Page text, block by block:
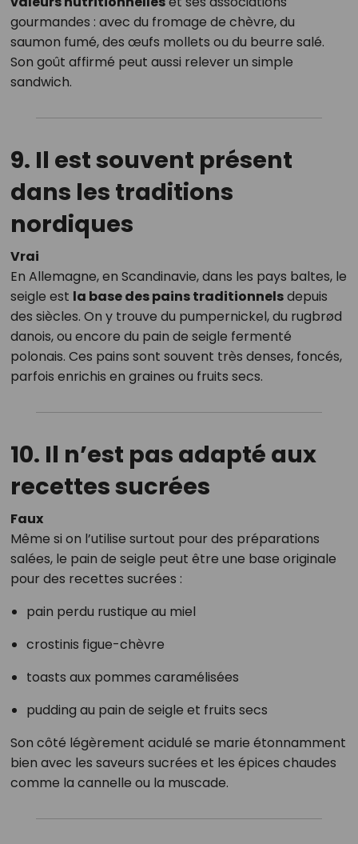
gourmandes : avec du fromage de chèvre, du
saumon fumé, des œufs mollets ou du beurre salé.
Son goût affirmé peut aussi relever un simple
sandwich.
9. Il est souvent présent
dans les traditions
nordiques
Vrai
En Allemagne, en Scandinavie, dans les pays baltes, le
seigle est la base des pains traditionnelsdepuis
des siècles. On y trouve du pumpernickel, du rugbrød
danois, ou encore du pain de seigle fermenté
polonais. Ces pains sont souvent très denses, foncés,
parfois enrichis en graines ou fruits secs.
10. Il n’est pas adapté aux
recettes sucrées
Faux
Même si on l’utilise surtout pour des préparations
salées, le pain de seigle peut être une base originale
pour des recettes sucrées :
pain perdu rustique au miel
crostinis figue-chèvre
toasts aux pommes caramélisées
pudding au pain de seigle et fruits secs
Son côté légèrement acidulé se marie étonnamment
bien avec les saveurs sucrées et les épices chaudes
comme la cannelle ou la muscade.